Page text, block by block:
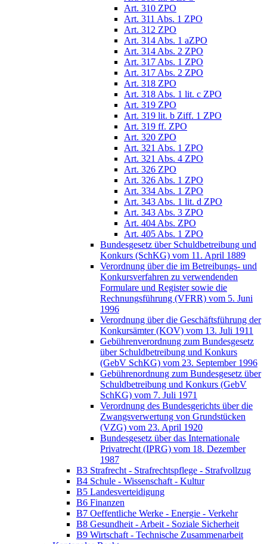
Art. 310 ZPO
Art. 311 Abs. 1 ZPO
Art. 312 ZPO
Art. 314 Abs. 1 aZPO
Art. 314 Abs. 2 ZPO
Art. 317 Abs. 1 ZPO
Art. 317 Abs. 2 ZPO
Art. 318 ZPO
Art. 318 Abs. 1 lit. c ZPO
Art. 319 ZPO
Art. 319 lit. b Ziff. 1 ZPO
Art. 319 ff. ZPO
Art. 320 ZPO
Art. 321 Abs. 1 ZPO
Art. 321 Abs. 4 ZPO
Art. 326 ZPO
Art. 326 Abs. 1 ZPO
Art. 334 Abs. 1 ZPO
Art. 343 Abs. 1 lit. d ZPO
Art. 343 Abs. 3 ZPO
Art. 404 Abs. ZPO
Art. 405 Abs. 1 ZPO
Bundesgesetz über Schuldbetreibung und
Konkurs (SchKG) vom 11. April 1889
Verordnung über die im Betreibungs- und
Konkursverfahren zu verwendenden
Formulare und Register sowie die
Rechnungsführung (VFRR) vom 5. Juni
1996
Verordnung über die Geschäftsführung der
Konkursämter (KOV) vom 13. Juli 1911
Gebührenverordnung zum Bundesgesetz
über Schuldbetreibung und Konkurs
(GebV SchKG) vom 23. September 1996
Gebührenordnung zum Bundesgesetz über
Schuldbetreibung und Konkurs (GebV
SchKG) vom 7. Juli 1971
Verordnung des Bundesgerichts über die
Zwangsverwertung von Grundstücken
(VZG) vom 23. April 1920
Bundesgesetz über das Internationale
Privatrecht (IPRG) vom 18. Dezember
1987
B3 Strafrecht - Strafrechtspflege - Strafvollzug
B4 Schule - Wissenschaft - Kultur
B5 Landesverteidigung
B6 Finanzen
B7 Oeffentliche Werke - Energie - Verkehr
B8 Gesundheit - Arbeit - Soziale Sicherheit
B9 Wirtschaft - Technische Zusammenarbeit